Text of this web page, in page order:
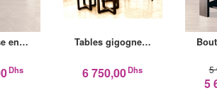
en…
Dhs
Tables gigogne…
6 750,00Dhs 5
5